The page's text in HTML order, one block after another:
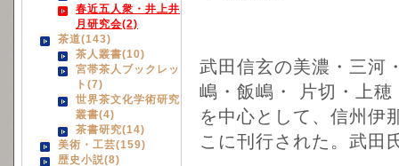
春近五人衆・井上井
月研究会(2)
茶道(143)
茶人叢書(10)
宮帯茶人ブックレッ
ト(7)
世界茶文化学術研究
叢書(4)
茶書研究(14)
美術・工芸(159)
歴史小説(8)
武田信玄の美濃・三河
嶋・飯嶋・ 片切・上
を中心として、信州伊
こに刊行された。武田